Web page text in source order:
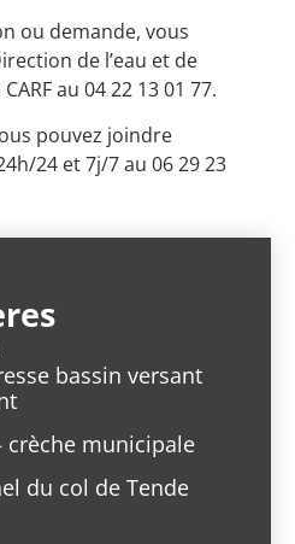
ou demande, vous
de l’eau et de
au 04 22 13 01 77.
pouvez joindre
24 et 7j/7 au 06 29 23
bassin versant
crèche municipale
du col de Tende